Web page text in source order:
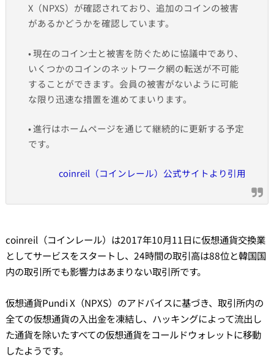
X（NPXS）が確認されており、追加のコインの被害
があるかどうかを確認しています。
• 現在のコイン士と被害を防ぐために協議中であり、
いくつかのコインのネットワーク網の転送が不可能
することができます。会員の被害がないように可能
な限り迅速な措置を進めてまいります。
• 進行はホームページを通じて継続的に更新する予定
です。
coinreil（コインレール）公式サイトより引用
coinreil（コインレール）は2017年10月11日に仮想通貨交換業
としてサービスをスタートし、24時間の取引高は88位と韓国国
内の取引所でも影響力はあまりない取引所です。
仮想通貨Pundi X（NPXS）のアドバイスに基づき、取引所内の
全ての仮想通貨の入出金を凍結し、ハッキングによって流出し
た通貨を除いたすべての仮想通貨をコールドウォレットに移動
したようです。